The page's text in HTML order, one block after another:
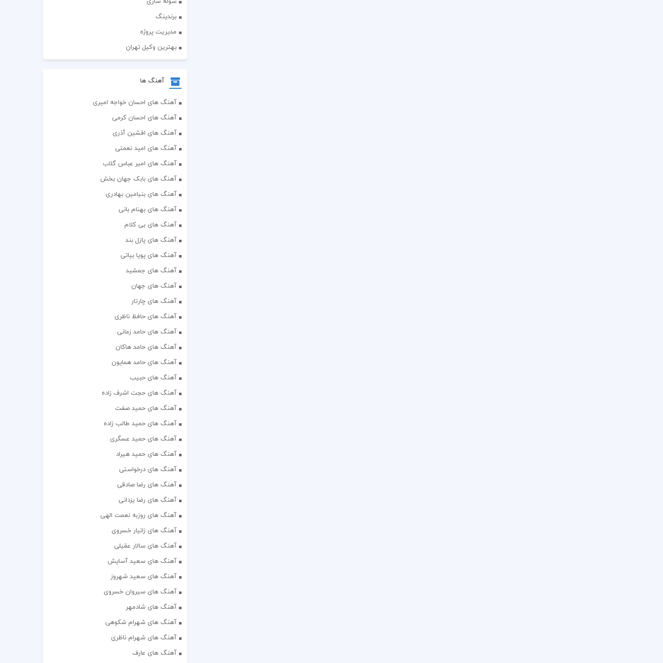
برندینگ
مدیریت پروژه
بهترین وکیل تهران
آهنگ ها
آهنگ های احسان خواجه امیری
آهنگ های احسان کرمی
آهنگ های افشین آذری
آهنگ های امید نعمتی
آهنگ های امیر عباس گلاب
آهنگ های بابک جهان بخش
آهنگ های بنیامین بهادری
آهنگ های بهنام بانی
آهنگ های بی کلام
آهنگ های پازل بند
آهنگ های پویا بیاتی
آهنگ های جمشید
آهنگ های جهان
آهنگ های چارتار
آهنگ های حافظ ناظری
آهنگ های حامد زمانی
آهنگ های حامد هاکان
آهنگ های حامد همایون
آهنگ های حبیب
آهنگ های حجت اشرف زاده
آهنگ های حمید صفت
آهنگ های حمید طالب زاده
آهنگ های حمید عسگری
آهنگ های حمید هیراد
آهنگ های درخواستی
آهنگ های رضا صادقی
آهنگ های رضا یزدانی
آهنگ های روزبه نعمت الهی
آهنگ های زانیار خسروی
آهنگ های سالار عقیلی
آهنگ های سعید آسایش
آهنگ های سعید شهروز
آهنگ های سیروان خسروی
آهنگ های شادمهر
آهنگ های شهرام شکوهی
آهنگ های شهرام ناظری
آهنگ های عارف